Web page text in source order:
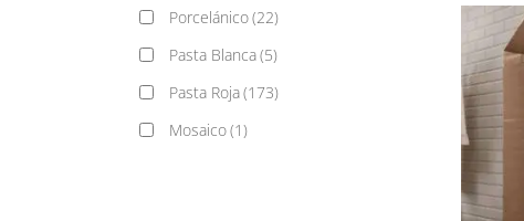
15x17 Hexagonal
15x30 (6)
20.5x61.5 (6)
20X20 (21)
Porcelánico(22)
Pasta Blanca(5)
Pasta Roja(173)
Mosaico(1)
de